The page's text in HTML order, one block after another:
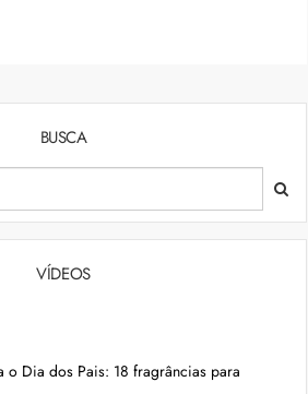
BUSCA
VÍDEOS
o Dia dos Pais: 18 fragrâncias para